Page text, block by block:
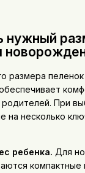
нужный
размера
родителей. При
на несколько
ребенка. Для
компактные